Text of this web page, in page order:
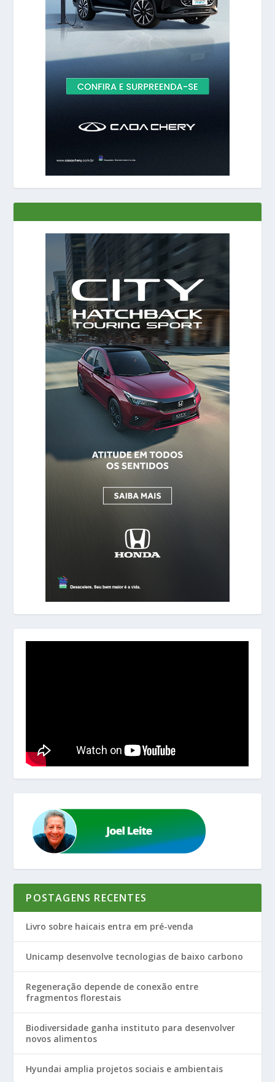
POSTAGENS RECENTES
Livro sobre haicais entra em pré-venda
Unicamp desenvolve tecnologias de baixo carbono
Regeneração depende de conexão entre
fragmentos florestais
Biodiversidade ganha instituto para desenvolver
novos alimentos
Hyundai amplia projetos sociais e ambientais